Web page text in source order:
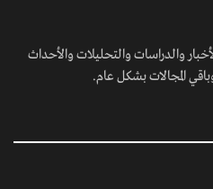
والدراسات والتحليلات والأحداث
المجالات بشكل عام.